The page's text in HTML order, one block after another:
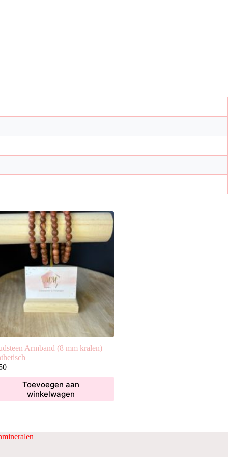
Armband (8 mm kralen)
Toevoegen aan
winkelwagen